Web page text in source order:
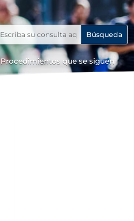
Procedimientos que se siguen